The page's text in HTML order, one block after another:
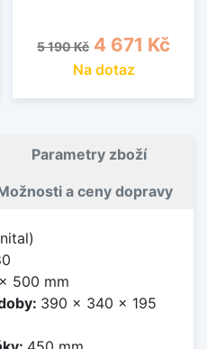
Běžná cena
5 190 Kč Cena
4 671 Kč
Na dotaz
Parametry zboží
a ceny dopravy
500 mm
390 x 340 x 195